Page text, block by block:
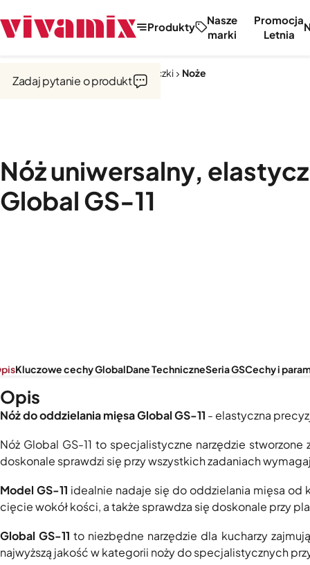
Produkty
Nasze
marki
Promocja
Letnia
Noże, tarki, obieraczki Noże
Nóż uniwersalny,
Global GS-11
Zadaj pytanie o produkt
Kluczowe cechy GlobalDane TechniczneSeria GSCechy i
Opis
Nóż do oddzielania mięsa Global GS-11 - elastyczna
Nóż Global GS-11 to specjalistyczne narzędzie
doskonale sprawdzi się przy wszystkich zadaniach
Model GS-11 idealnie nadaje się do oddzielania mięsa od
cięcie wokół kości, a także sprawdza się doskonale przy
Global GS-11 to niezbędne narzędzie dla kucharzy
najwyższą jakość w kategorii noży do specjalistycznych